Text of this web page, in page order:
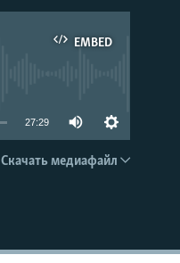
EMBED
EMBED
27:29
Скачать медиафайл